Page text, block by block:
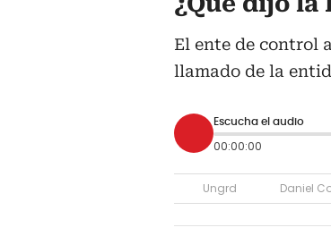
El ente de control
llamado de la
Escucha el audio
00:00:00
Ungrd Daniel